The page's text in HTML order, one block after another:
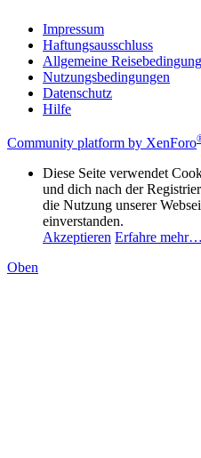
Impressum
Haftungsausschluss
Allgemeine
Nutzungsbedingungen
Datenschutz
Hilfe
Community platform by XenForo
Diese Seite verwendet
und dich nach der
die Nutzung unserer
einverstanden.
Akzeptieren Erfahre mehr…
Oben